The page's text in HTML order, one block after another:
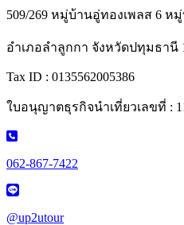
509/269 หมู่บ้านอู่ทองเพลส 6 ห
อำเภอลำลูกกา จังหวัดปทุมธานี
Tax ID : 0135562005386
ใบอนุญาตธุรกิจนำเที่ยวเลขที่ :
062-867-7422
@up2utour